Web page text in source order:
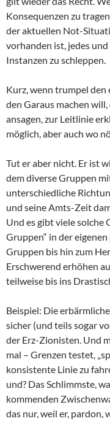
Konsequenzen zu
der aktuellen Not-
vorhanden ist, jedes
Instanzen zu schleppen.
Kurz, wenn trumpel den
den Garaus machen
ansagen, zur Leitlinie
möglich, aber auch wo
Tut er aber nicht. Er ist
dem diverse Gruppen
unterschiedliche
und seine Amts-Zeit
Und es gibt viele solche
Gruppen“ in der
Gruppen bis hin zum
Erschwerend erhöhen
teilweise bis ins
Beispiel: Die
sicher (und teils sogar
der Erz-Zionisten. Und
mal – Grenzen testet,
konsistente Linie zu
und? Das Schlimmste,
kommenden
das nur, weil er,